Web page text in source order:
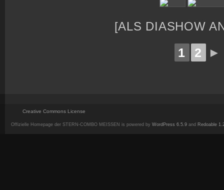
[ALS DIASHOW
1 2 ►
Creative Commons License
Offizielle Homepage der STERN-COMBO MEISSEN is powered by WordPress 6.5.9 and Redoable